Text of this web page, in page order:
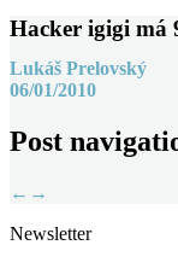
Hacker igigi má
Lukáš Prelovský
06/01/2010
Post
← →
Newsletter